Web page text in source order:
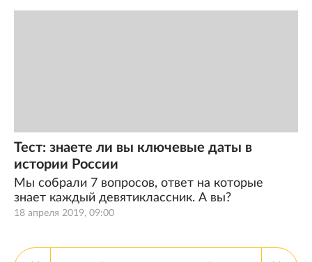
18 апреля 2019, 09:00
Тест: знаете ли вы ключевые даты в
истории России
Мы собрали 7 вопросов, ответ на которые
знает каждый девятиклассник. А вы?